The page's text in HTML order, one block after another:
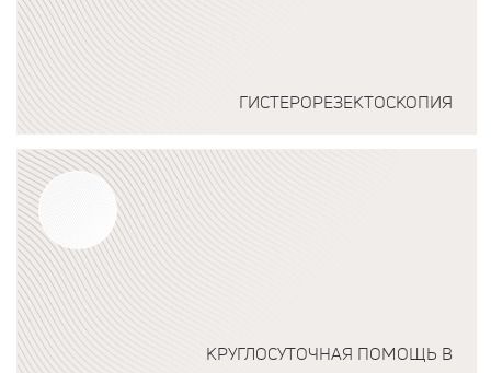
ГИСТЕРОРЕЗЕКТОСКОПИЯ
Подробнее о программе
КРУГЛОСУТОЧНАЯ ПОМОЩЬ В